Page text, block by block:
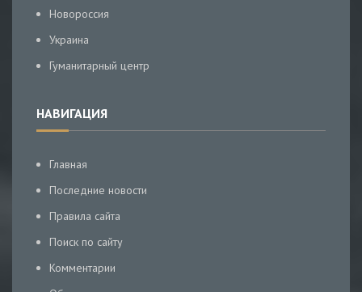
Новороссия
Украина
Гуманитарный центр
НАВИГАЦИЯ
Главная
Последние новости
Правила сайта
Поиск по сайту
Комментарии